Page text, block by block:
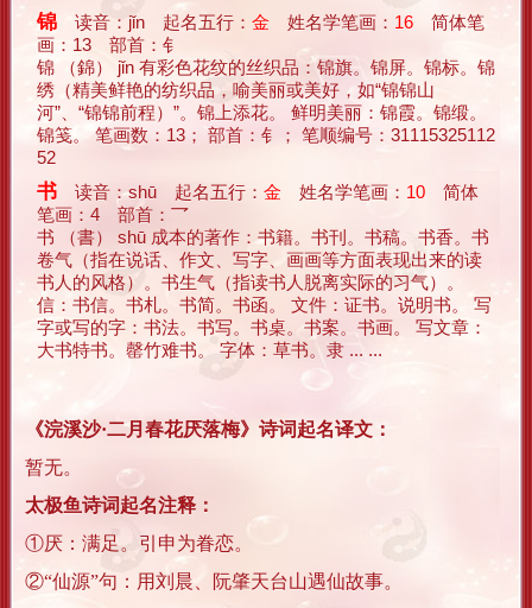
锦 读音：jǐn 起名五行： 金 姓名学笔画： 16 简体笔
画：13 部首：钅
锦 （錦） jǐn 有彩色花纹的丝织品：锦旗。锦屏。锦标。锦
绣（精美鲜艳的纺织品，喻美丽或美好，如“锦锦山
河”、“锦锦前程）”。锦上添花。 鲜明美丽：锦霞。锦缎。
锦笺。 笔画数：13； 部首：钅； 笔顺编号：31115325112
52
书 读音：shū 起名五行： 金 姓名学笔画： 10 简体
笔画：4 部首：乛
书 （書） shū 成本的著作：书籍。书刊。书稿。书香。书
卷气（指在说话、作文、写字、画画等方面表现出来的读
书人的风格）。书生气（指读书人脱离实际的习气）。
信：书信。书札。书简。书函。 文件：证书。说明书。 写
字或写的字：书法。书写。书桌。书案。书画。 写文章：
大书特书。罄竹难书。 字体：草书。隶 ... ...
《浣溪沙·二月春花厌落梅》诗词起名译文：
暂无。
太极鱼诗词起名注释：
①厌：满足。引申为眷恋。
②“仙源”句：用刘晨、阮肇天台山遇仙故事。